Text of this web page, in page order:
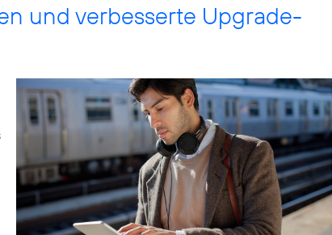
und verbesserte Upgrade-